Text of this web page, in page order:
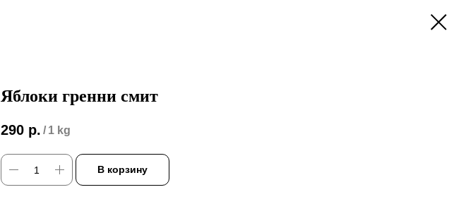
Яблоки гренни смит
290 р. / 1 kg
В корзину